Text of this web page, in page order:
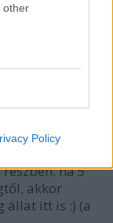
other
Policy
ha 5
akkor
állat itt is :) (a